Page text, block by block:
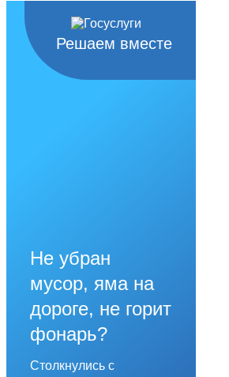
Решаем вместе
Не убран
мусор, яма на
дороге, не горит
фонарь?
Столкнулись с